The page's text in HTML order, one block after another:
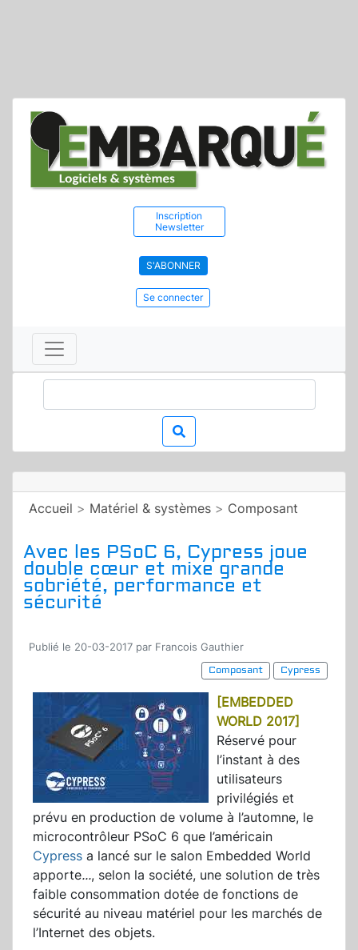
Inscription
Newsletter
S'ABONNER
Se connecter
Accueil > Matériel & systèmes > Composant
Avec les PSoC 6, Cypress joue
double cœur et mixe grande
sobriété, performance et
sécurité
Publié le 20-03-2017 par Francois Gauthier
Composant
Cypress
[EMBEDDED
WORLD 2017]
Réservé pour
l’instant à des
utilisateurs
privilégiés et
prévu en production de volume à l’automne, le
microcontrôleur PSoC 6 que l’américain
Cypress a lancé sur le salon Embedded World
apporte..., selon la société, une solution de très
faible consommation dotée de fonctions de
sécurité au niveau matériel pour les marchés de
l’Internet des objets.